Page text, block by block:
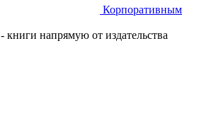
Корпоративным
- книги напрямую от издательства